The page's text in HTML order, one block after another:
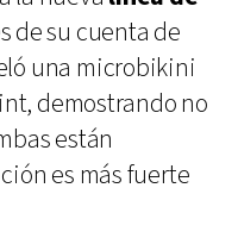
de su cuenta de
una microbikini
demostrando no
están
es más fuerte